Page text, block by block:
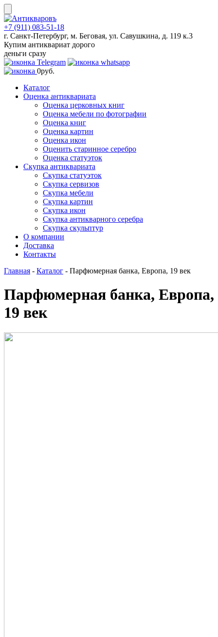
Skip
to
content
+7 (911) 083-51-18
г. Санкт-Петербург, м. Беговая, ул. Савушкина, д. 119 к.3
Купим антиквариат дорого
деньги сразу
0руб.
Каталог
Оценка антиквариата
Оценка церковных книг
Оценка мебели по фотографии
Оценка книг
Оценка картин
Оценка икон
Оценить старинное серебро
Оценка статуэток
Скупка антиквариата
Скупка статуэток
Скупка сервизов
Скупка мебели
Скупка картин
Скупка икон
Скупка антикварного серебра
Скупка скульптур
О компании
Доставка
Контакты
Главная - Каталог - Парфюмерная банка, Европа, 19 век
Парфюмерная банка, Европа,
19 век